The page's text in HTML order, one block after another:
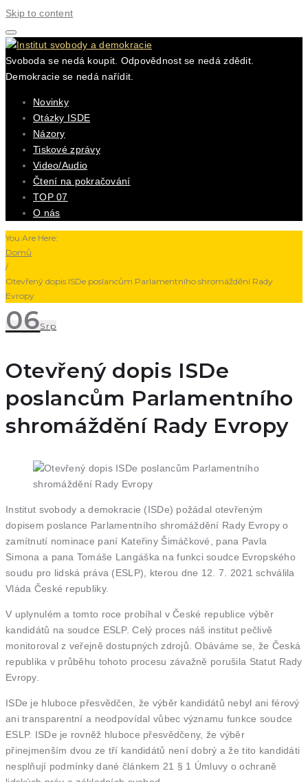
Skip to content
Svoboda se nedá koupit. Odpovědnost se nedá zdědit.
Demokracie se nedá nařídit.
Novinky
Otázky ISDE
Názory
Tiskové zprávy
Video/Audio
Čtení na pokračování
TOP 07
O nás
You Are Here:
Domů
/
Otevřený dopis ISDe poslancům Parlamentního shromáždění Rady
Evropy
06Srp
Otevřený dopis ISDe
poslancům Parlamentního
shromáždění Rady Evropy
Institut svobody a demokracie (ISDe) požádal otevřeným
dopisem poslance Parlamentního shromáždění Rady Evropy o
zamítnutí nominace paní Kateřiny Šimáčkové, pana Pavla
Simona a pana Tomáše Langáška na funkci soudce Evropského
soudu pro lidská práva (ESLP), kterou dne 12. 7. 2021 schválila
Vláda České republiky.
V uplynulém a tomto roce probíhal v České republice výběr
kandidátů na soudce ESLP. Celý proces náš institut pečlivě
monitoroval z veřejně dostupných zdrojů. Obáváme se, že Česká
republika v průběhu tohoto procesu závažně porušila Statut Rady
Evropy.
ISDe je hluboce přesvědčen, že výběr kandidátů nebyl ani férový
ani transparentní a neodpovídal vůbec významu funkce soudce
ESLP. ISDe je rovněž hluboce přesvědčeny, že výběr
přinejmenším dvou ze tří kandidátů není dobrý a že tito kandidáti
nesplňují podmínky dané článkem 21 § 1 Úmluvy o ochraně